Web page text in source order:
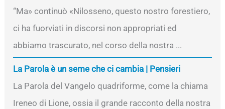
“Ma» continuò «Nilosseno, questo nostro forestiero,
ci ha fuorviati in discorsi non appropriati ed
abbiamo trascurato, nel corso della nostra ...
La Parola è un seme che ci cambia | Pensieri
La Parola del Vangelo quadriforme, come la chiama
Ireneo di Lione, ossia il grande racconto della nostra